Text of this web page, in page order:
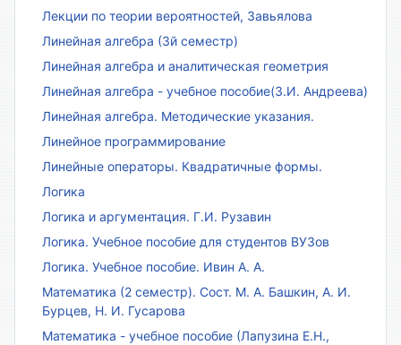
Лекции по теории вероятностей, Завьялова
Линейная алгебра (3й семестр)
Линейная алгебра и аналитическая геометрия
Линейная алгебра - учебное пособие(З.И. Андреева)
Линейная алгебра. Методические указания.
Линейное программирование
Линейные операторы. Квадратичные формы.
Логика
Логика и аргументация. Г.И. Рузавин
Логика. Учебное пособие для студентов ВУЗов
Логика. Учебное пособие. Ивин А. А.
Математика (2 семестр). Сост. М. А. Башкин, А. И.
Бурцев, Н. И. Гусарова
Математика - учебное пособие (Лапузина Е.Н.,